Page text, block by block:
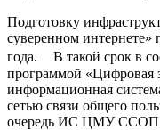
Подготовку
суверенном интернете»
года. В такой срок в
программой «Цифровая
информационная
сетью связи общего
очередь ИС ЦМУ ССОП